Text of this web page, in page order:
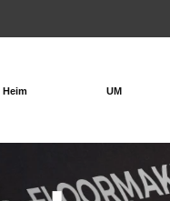
Heim UM